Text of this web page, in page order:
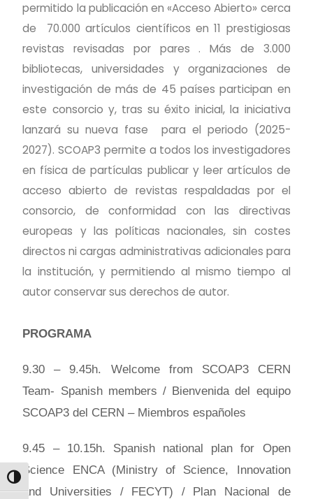
ALTERNAR ALTO CONTRASTE
permitido la publicación en «Acceso Abierto» cerca
de 70.000 artículos científicos en 11 prestigiosas
revistas revisadas por pares . Más de 3.000
bibliotecas, universidades y organizaciones de
investigación de más de 45 países participan en
este consorcio y, tras su éxito inicial, la iniciativa
lanzará su nueva fase para el periodo (2025-
2027). SCOAP3 permite a todos los investigadores
en física de partículas publicar y leer artículos de
acceso abierto de revistas respaldadas por el
consorcio, de conformidad con las directivas
europeas y las políticas nacionales, sin costes
directos ni cargas administrativas adicionales para
la institución, y permitiendo al mismo tiempo al
autor conservar sus derechos de autor.
PROGRAMA
9.30 – 9.45h. Welcome from SCOAP3 CERN
Team- Spanish members / Bienvenida del equipo
SCOAP3 del CERN – Miembros españoles
9.45 – 10.15h. Spanish national plan for Open
Science ENCA (Ministry of Science, Innovation
and Universities / FECYT) / Plan Nacional de